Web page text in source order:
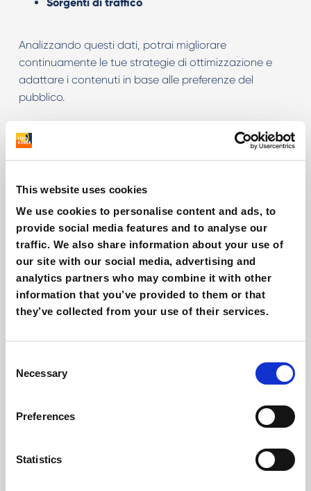
This website uses cookies
We use cookies to personalise content and ads, to
provide social media features and to analyse our
traffic. We also share information about your use of
our site with our social media, advertising and
analytics partners who may combine it with other
information that you’ve provided to them or that
they’ve collected from your use of their services.
Selection
Necessary
Preferences
Statistics
Analizzando questi dati, potrai migliorare
continuamente le tue strategie di ottimizzazione e
adattare i contenuti in base alle preferenze del
pubblico.
Come aumentare le visualizzazioni
dei video YouTube
non basta ottimizzare i video. È necessario anche
promuoverli attraverso diverse piattaforme,
coinvolgere la community e lavorare costantemente
sulla qualità dei contenuti.
Promozione sui social
: Condividi i tuoi video su
costanza e dedizione, i risultati arriveranno.
Seguendo queste strategie e ottimizzando i tuoi
video, sarai in grado di aumentare le visualizzazioni e